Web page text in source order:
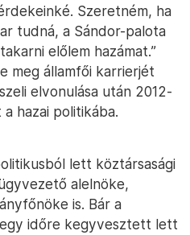
Szeretném, ha
tudná, a Sándor-palota
előlem hazámat.”
meg államfői karrierjét
elvonulása után 2012-
hazai politikába.
lett köztársasági
alelnöke,
is. Bár a
időre kegyvesztett lett